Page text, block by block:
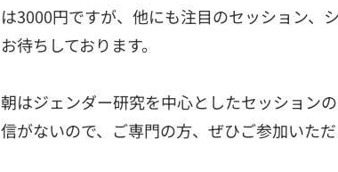
は3000円ですが、他にも注目のセッション、
お待ちしております。
朝はジェンダー研究を中心としたセッション
信がないので、ご専門の方、ぜひご参加いた